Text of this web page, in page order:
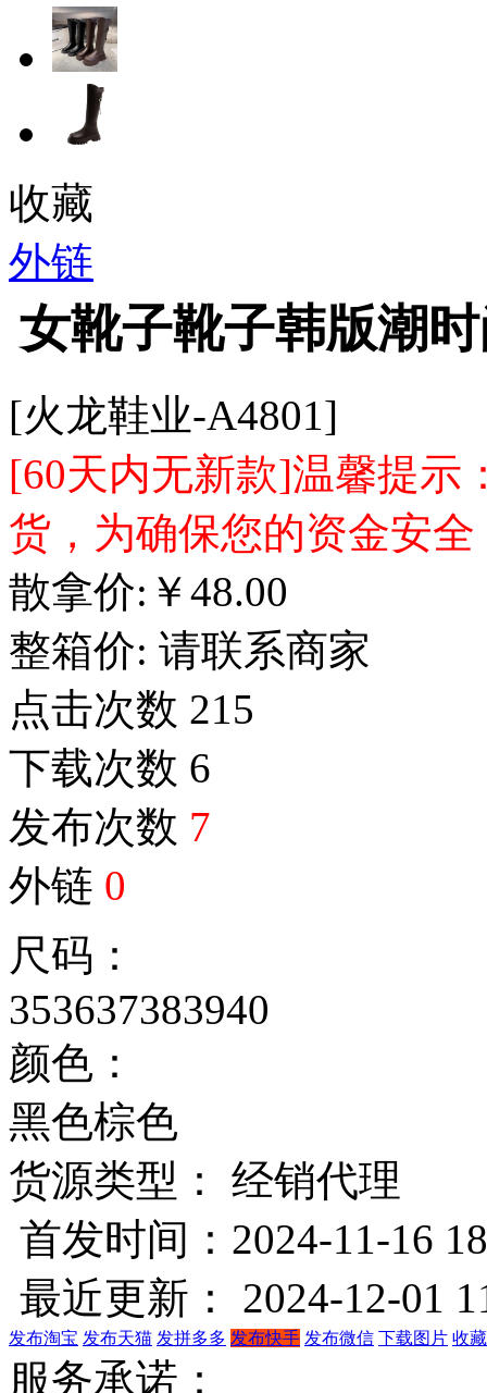
收藏
外链
女靴子靴子韩版潮
[火龙鞋业-A4801]
[60天内无新款]温馨提示
货，为确保您的资金安
散拿价: ￥48.00
整箱价: 请联系商家
点击次数 215
下载次数 6
发布次数 7
外链 0
尺码：
353637383940
颜色：
黑色棕色
货源类型： 经销代理
首发时间：2024-11-16
最近更新： 2024-12-01
发布淘宝 发布天猫 发拼多多 发布快手 发布微信 下载图片 收
服务承诺：